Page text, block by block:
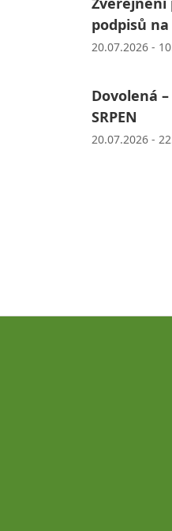
podpisů
20.07.2026 -
Dovolená
SRPEN
20.07.2026 -